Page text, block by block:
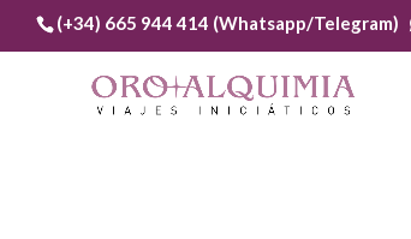
(+34) 665 944 414 (Whatsapp/Telegram)